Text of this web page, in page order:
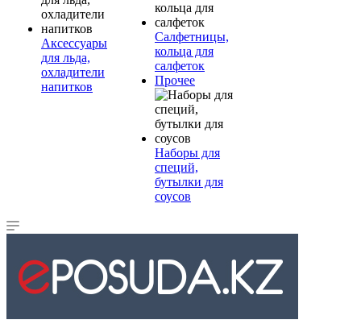
Аксессуары
для льда,
охладители
напитков
Салфетницы,
кольца для
салфеток
Прочее
Наборы для
специй,
бутылки для
соусов